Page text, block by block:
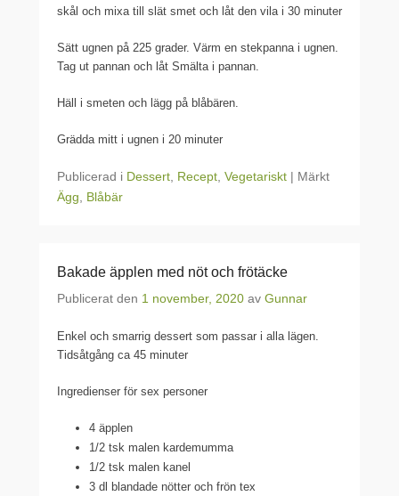
skål och mixa till slät smet och låt den vila i 30 minuter
Sätt ugnen på 225 grader. Värm en stekpanna i ugnen.
Tag ut pannan och låt Smälta i pannan.
Häll i smeten och lägg på blåbären.
Grädda mitt i ugnen i 20 minuter
Publicerad i Dessert Recept Vegetariskt | Märkt
Ägg
Blåbär
Bakade äpplen med nöt och frötäcke
Publicerat den 1 november, 2020 av Gunnar
Enkel och smarrig dessert som passar i alla lägen.
Tidsåtgång ca 45 minuter
Ingredienser för sex personer
4 äpplen
1/2 tsk malen kardemumma
1/2 tsk malen kanel
3 dl blandade nötter och frön tex